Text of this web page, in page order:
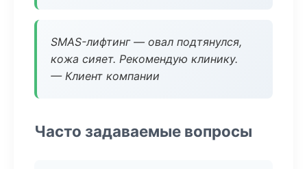
SMAS-лифтинг — овал подтянулся,
кожа сияет. Рекомендую клинику.
— Клиент компании
Часто задаваемые вопросы